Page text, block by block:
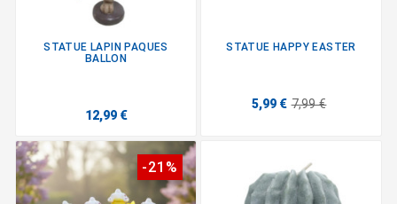
STATUE LAPIN PAQUES
BALLON
12,99 €
STATUE HAPPY EASTER
5,99 € 7,99 €
-21%